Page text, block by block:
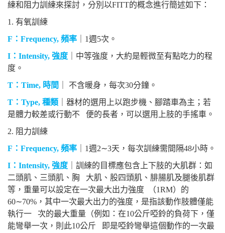
練和阻力訓練來探討，分別以FITT的概念進行簡述如下：
1. 有氧訓練
F ：Frequency, 頻率 ｜1週5次。
I ：Intensity, 強度 ｜中等強度，大約是輕微至有點吃力的程
度。
T ：Time, 時間
｜ 不含暖身，每次30分鐘。
T ：Type, 種類 ｜器材的選用上以跑步機、腳踏車為主；若
是體力較差或行動不 便的長者，可以選用上肢的手搖車。
2. 阻力訓練
F ：Frequency, 頻率 ｜1週2∼3天，每次訓練需間隔48小時。
I ：Intensity, 強度 ｜訓練的目標應包含上下肢的大肌群：如
二頭肌、三頭肌、胸 大肌、股四頭肌、腓腸肌及腿後肌群
等，重量可以設定在一次最大出力強度 （1RM）的
60∼70% ，其中一次最大出力的強度，是指該動作肢體僅能
執行一 次的最大重量（例如：在10公斤啞鈴的負荷下，僅
能彎舉一次，則此10公斤 即是啞鈴彎舉這個動作的一次最